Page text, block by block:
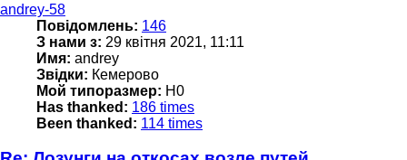
andrey-58
Повідомлень: 146
З нами з: 29 квітня 2021, 11:11
Имя: andrey
Звідки: Кемерово
Мой типоразмер: H0
Has thanked: 186 times
Been thanked: 114 times